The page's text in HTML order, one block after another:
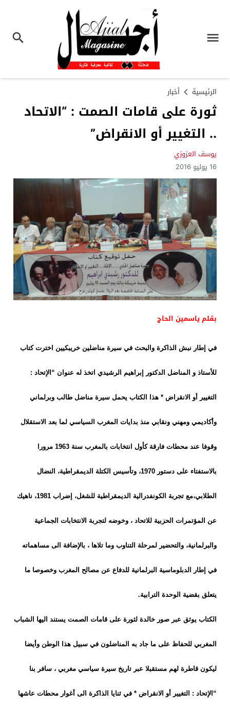
الرئيسية أخبار
ثورة على قامات الصمت : “الاتحاد
.. التغيير أو الانقراض”
يوسف العزوزي
16 يوليو 2016
بقلم ياسمين الحاج
في إطار نبش الذاكرة والبحث في سيرة مناضلين خريبكيين اخترت كتاب
للأستاذ و المناضل الدكتور إبراهيم الرشيدي اتخذ له عنوان “الإتحاد :
التغيير أو الانقراض * هذا الكتاب يحمل سيرة مناضل طالب وبرلماني
وأكاديمي ومهني ونقابي منذ بدايات المغرب السياسي لما بعد الاستقلال
وقوفا عند محطات فارقة كأول انتخابات بالمغرب سنة 1963 مرورا
بالاستفتاء على دستور 1970، وتأسيس الكتلة الديمقراطية، النضال
الطلابي،مع تجربة الك ونفدرالية الديمقراطية للشغل، إضراب 1981، ناهيك
عن المؤتمرات الحزبية للاتحاد ، وخوضه لتجربة الانتخابات الجماعية
والبرلمانية، والتحضير لمرحلة التناوب وما تلاها ، بالإضافة الى مساهماته
في إطار الدبلوماسية البرلمانية للدفاع عن مصالح المغرب وخصوصا ما
يتعلق بقضية الوحدة الترابية.
الكتاب يوثق عبر صور خالدة لثورة على قامات الصمت يستند اليها الشباب
المغربي للحفاظ على ما جاد به المناضلون في سبيل هذا الوطن وأيضا
ليكون قاطرة لهم مستقبلا عبر تاريخ سيرة سياسي مغربي ، سافر بنا
“الإتحاد : التغيير أو الانقراض * في ثنايا الذاكرة الى أغوار محطات عاشها